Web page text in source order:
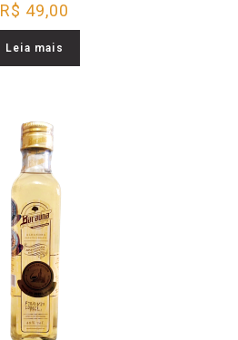
R$ 49,00
Leia mais